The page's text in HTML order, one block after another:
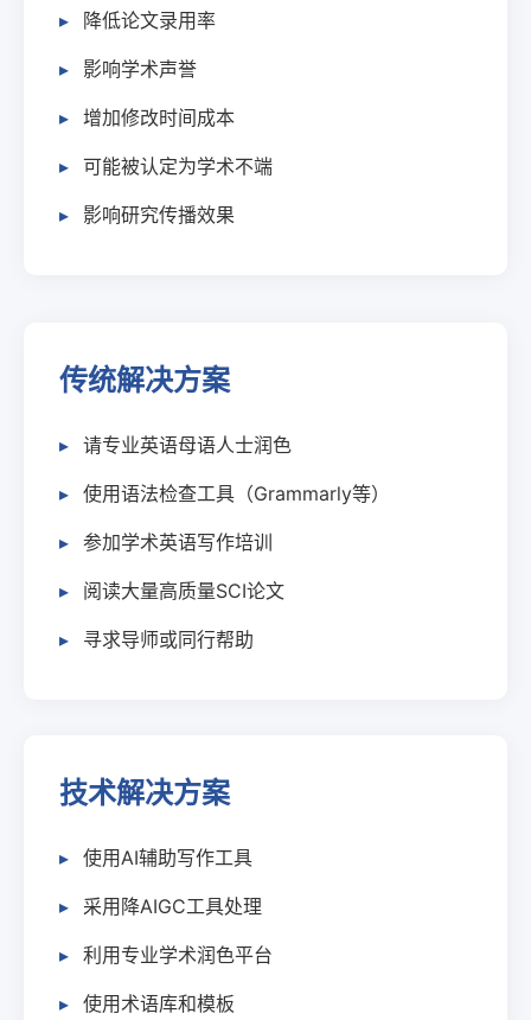
降低论文录用率
影响学术声誉
增加修改时间成本
可能被认定为学术不端
影响研究传播效果
传统解决方案
请专业英语母语人士润色
使用语法检查工具（Grammarly等）
参加学术英语写作培训
阅读大量高质量SCI论文
寻求导师或同行帮助
技术解决方案
使用AI辅助写作工具
采用降AIGC工具处理
利用专业学术润色平台
使用术语库和模板